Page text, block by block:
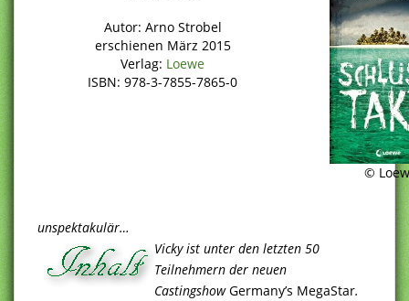
Autor: Arno Strobel
erschienen März 2015
Verlag: Loewe
ISBN: 978-3-7855-7865-0
©
unspektakulär…
Vicky ist unter den letzten 50
Teilnehmern der neuen
CastingshowGermany’s MegaStar.